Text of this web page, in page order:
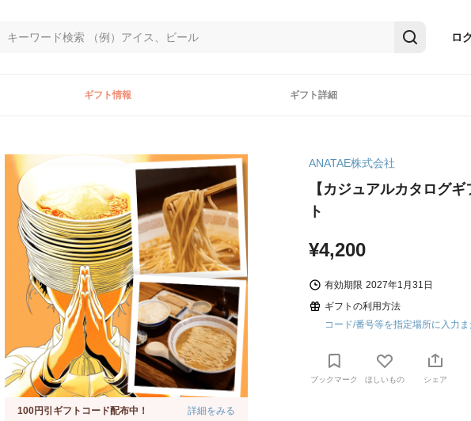
ロ
ギフト情報 ギフト詳細
100円引ギフトコード配布中！ 詳細をみる
ANATAE株式会社
【カジュアルカタログ
ト
¥4,200
有効期限 2027年1月31日
ギフトの利用方法
コード/番号等を指定場所に入力
ブックマーク ほしいもの シェア